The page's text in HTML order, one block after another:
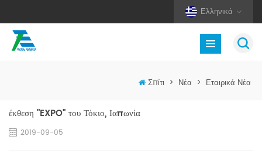
Ελληνικά
Σπίτι > Νέα > Εταιρικά Νέα
έκθεση "EXPO" του Τόκιο, Ιαπωνία
2019-09-05